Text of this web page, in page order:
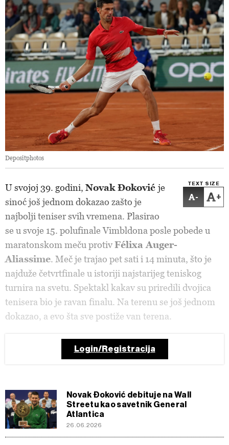
Depositphotos
TEXT SIZE
- +
U svojoj 39. godini, Novak Đoković je
sinoć još jednom dokazao zašto je
najbolji teniser svih vremena. Plasirao
se u svoje 15. polufinale Vimbldona posle pobede u
maratonskom meču protivFélixa Auger-
Aliassime. Meč je trajao pet sati i 14 minuta, što je
najduže četvrtfinale u istoriji najstarijeg teniskog
turnira na svetu. Spektakl kakav su priredili dvojica
tenisera bio je ravan finalu. Na terenu se još jednom
dokazao, a evo šta sve postiže van terena.
Login/Registracija
Novak Đoković debituje na Wall
Streetu kao savetnik General
Atlantica
26.06.2026